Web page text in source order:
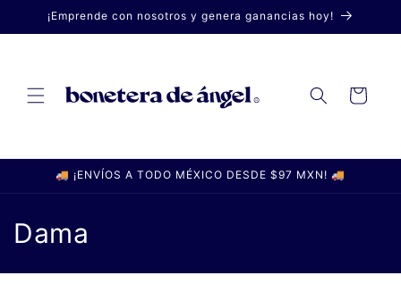
directamente
al contenido
¡Emprende con nosotros y genera ganancias hoy!
Carrito
🚚 ¡ENVÍOS A TODO MÉXICO DESDE $97 MXN! 🚚
C
o
Dama